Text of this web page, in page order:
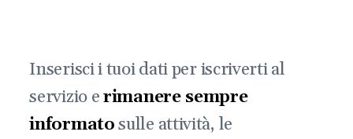
Inserisci i tuoi dati per iscriverti al
servizio erimanere sempre
informatosulle attività, le